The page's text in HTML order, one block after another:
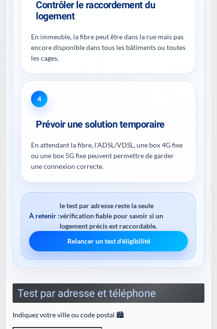
Contrôler le raccordement du
logement
En immeuble, la fibre peut être dans la rue mais pas
encore disponible dans tous les bâtiments ou toutes
les cages.
4
Prévoir une solution temporaire
En attendant la fibre, l'ADSL/VDSL, une box 4G fixe
ou une box 5G fixe peuvent permettre de garder
une connexion correcte.
À retenir :
le test par adresse reste la seule
vérification fiable pour savoir si un
logement précis est raccordable.
Relancer un test d'éligibilité
Test par adresse et téléphone
Indiquez votre ville ou code postal 🏙️